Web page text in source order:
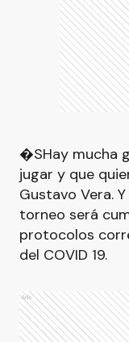
�SHay mucha
jugar y que
Gustavo Vera.
torneo será
protocolos
del COVID 19.
Ads